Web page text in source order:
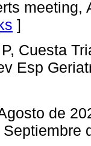
meeting,
]
Cuesta
Esp
de